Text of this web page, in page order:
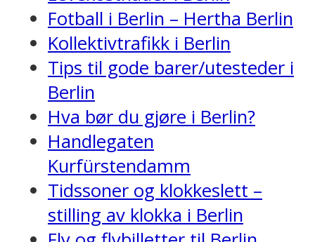
Fotball i Berlin – Hertha Berlin
Kollektivtrafikk i Berlin
Tips til gode barer/utesteder i
Berlin
Hva bør du gjøre i Berlin?
Handlegaten
Kurfürstendamm
Tidssoner og klokkeslett –
stilling av klokka i Berlin